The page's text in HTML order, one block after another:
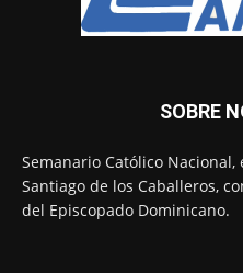
SOBRE
Semanario Católico
Santiago de los Caballeros,
del Episcopado Dominicano.